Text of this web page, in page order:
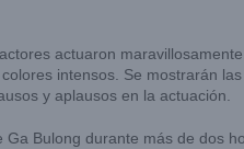
actuaron
intensos. Se mostrarán
y aplausos en la actuación.
Bulong durante más de dos